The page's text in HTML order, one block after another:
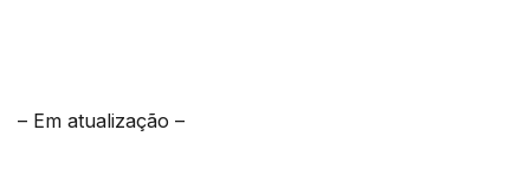
– Em atualização –